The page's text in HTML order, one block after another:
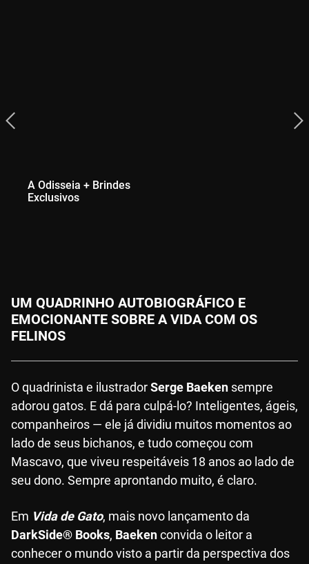
A Odisseia + Brindes
Exclusivos
UM QUADRINHO AUTOBIOGRÁFICO E
EMOCIONANTE SOBRE A VIDA COM OS
FELINOS
O quadrinista e ilustradorSerge Baeken sempre
adorou gatos. E dá para culpá-lo? Inteligentes, ágeis,
companheiros — ele já dividiu muitos momentos ao
lado de seus bichanos, e tudo começou com
Mascavo, que viveu respeitáveis 18 anos ao lado de
seu dono. Sempre aprontando muito, é claro.
Em Vida de Gato, mais novo lançamento da
DarkSide® Books, Baekenconvida o leitor a
conhecer o mundo visto a partir da perspectiva dos